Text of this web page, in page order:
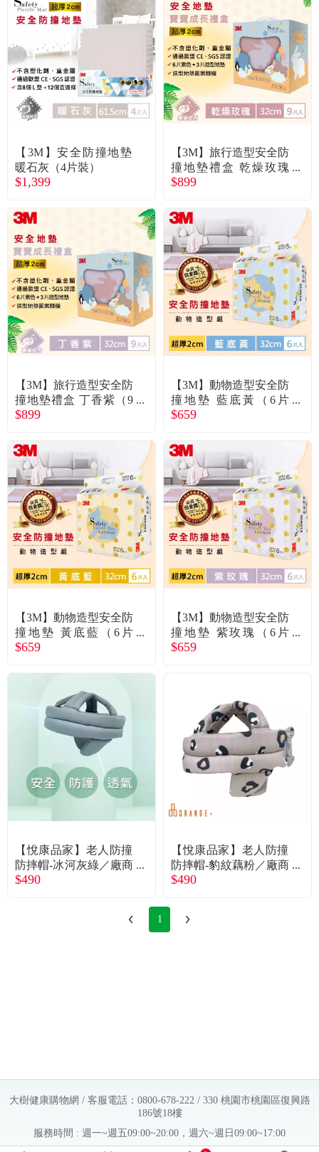
【3M】安全防撞地墊
暖石灰（4片裝）
$1,399
【3M】旅行造型安全防
撞地墊禮盒 乾燥玫瑰
（9片裝／盒）
$899
【3M】旅行造型安全防
撞地墊禮盒 丁香紫（9
片裝／盒）
$899
【3M】動物造型安全防
撞地墊 藍底黃（6片
裝）
$659
【3M】動物造型安全防
撞地墊 黃底藍（6片
裝）
$659
【3M】動物造型安全防
撞地墊 紫玫瑰（6片
裝）
$659
【悅康品家】老人防撞
防摔帽-冰河灰綠／廠商
直送
$490
【悅康品家】老人防撞
防摔帽-豹紋藕粉／廠商
直送
$490
1
大樹健康購物網 / 客服電話：0800-678-222 / 330 桃園市桃園區復興路
186號18樓
服務時間 : 週一~週五09:00~20:00，週六~週日09:00~17:00